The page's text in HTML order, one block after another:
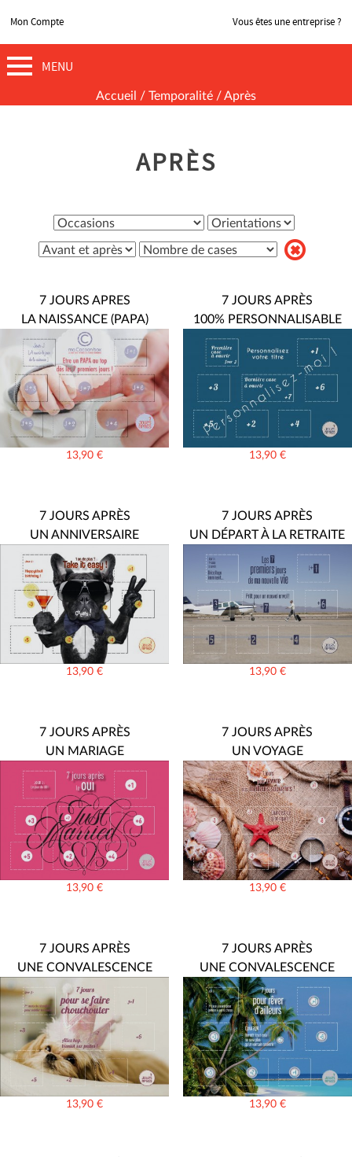
Mon Compte Vous êtes une entreprise ?
MENU
Accueil / Temporalité / Après
APRÈS
7 JOURS APRES
LA NAISSANCE (PAPA)
13,90€
7 JOURS APRÈS
100% PERSONNALISABLE
13,90 €
7 JOURS APRÈS
UN ANNIVERSAIRE
13,90€
7 JOURS APRÈS
UN DÉPART À LA RETRAITE
13,90 €
7 JOURS APRÈS
UN MARIAGE
13,90€
7 JOURS APRÈS
UN VOYAGE
13,90 €
7 JOURS APRÈS
UNE CONVALESCENCE
13,90€
7 JOURS APRÈS
UNE CONVALESCENCE
13,90 €